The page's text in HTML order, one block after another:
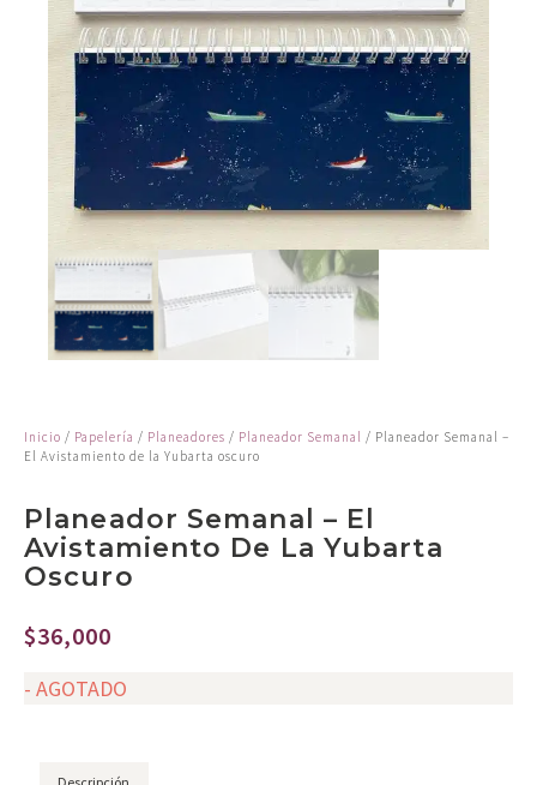
Inicio / Papelería / Planeadores / Planeador Semanal / Planeador Semanal –
El Avistamiento de la Yubarta oscuro
Planeador Semanal – El
Avistamiento De La Yubarta
Oscuro
$36,000
- AGOTADO